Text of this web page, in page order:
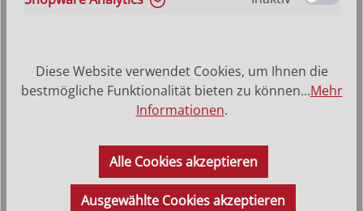
Varianten ab25,10 €
Diese Website verwendet Cookies, um Ihnen die
bestmögliche Funktionalität bieten zu können...Mehr
Informationen.
Alle Cookies akzeptieren
Ausgewählte Cookies akzeptieren